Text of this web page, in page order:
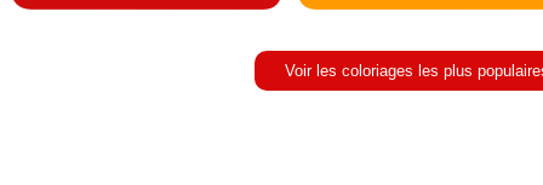
Voir les coloriages les plus